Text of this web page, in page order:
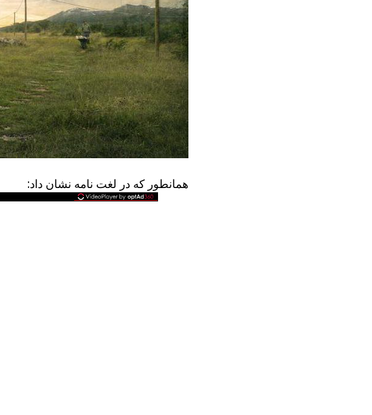
همانطور که در لغت نامه نشان داد: